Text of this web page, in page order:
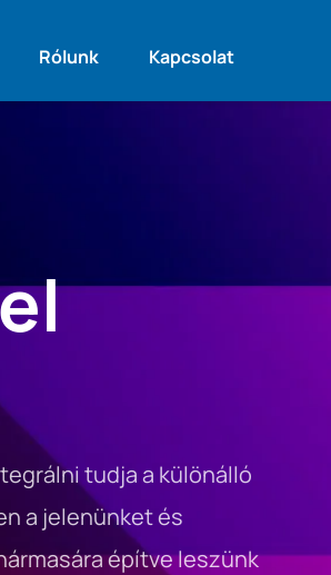
Rólunk Kapcsolat
tudja a különálló
a jelenünket és
építve leszünk